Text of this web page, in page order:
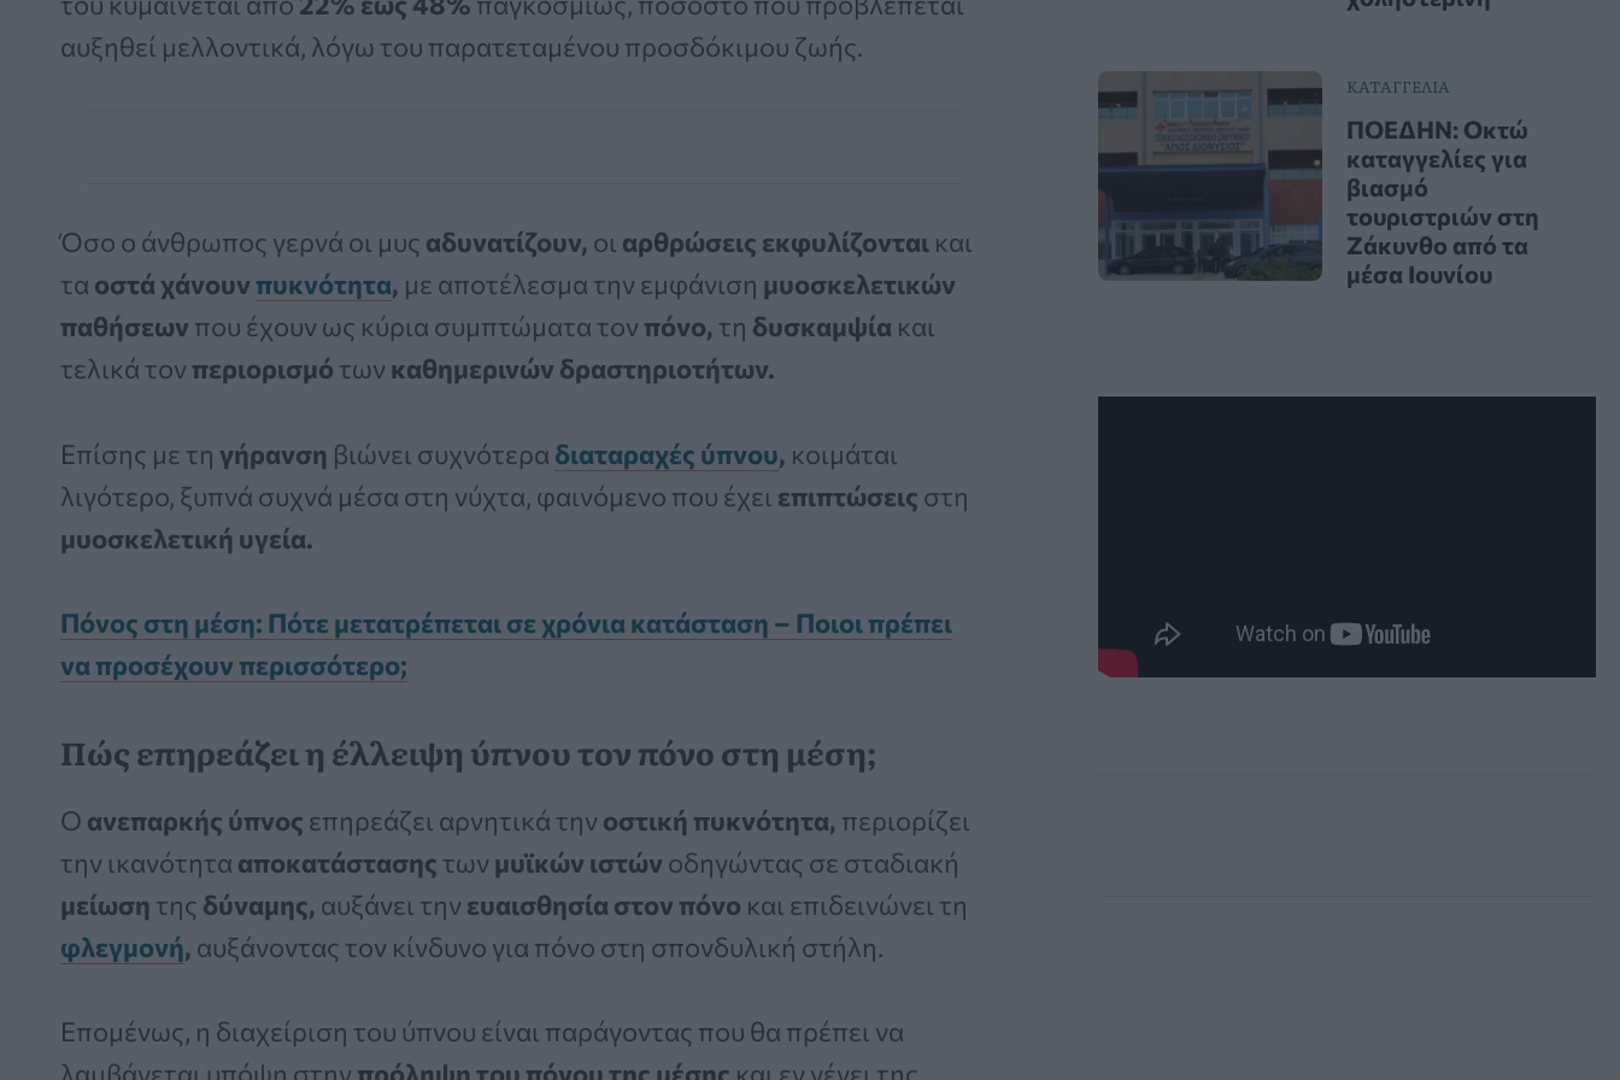
αυξηθεί μελλοντικά, λόγω του παρατεταμένου προσδόκιμου ζωής.
Όσο ο άνθρωπος γερνά οι μυς αδυνατίζουν, οι αρθρώσεις εκφυλίζονται και
τα οστά χάνουνπυκνότητα, με αποτέλεσμα την εμφάνιση μυοσκελετικών
παθήσεων που έχουν ως κύρια συμπτώματα τον πόνο, τη δυσκαμψία και
τελικά τον περιορισμό των καθημερινών δραστηριοτήτων.
Επίσης με τη γήρανση βιώνει συχνότερα διαταραχές ύπνου, κοιμάται
λιγότερο, ξυπνά συχνά μέσα στη νύχτα, φαινόμενο που έχει επιπτώσεις στη
μυοσκελετική υγεία.
Πόνος στη μέση: Πότε μετατρέπεται σε χρόνια κατάσταση – Ποιοι πρέπει
να προσέχουν περισσότερο;
Πώς επηρεάζει η έλλειψη ύπνου τον πόνο στη μέση;
Ο ανεπαρκής ύπνος επηρεάζει αρνητικά την οστική πυκνότητα, περιορίζει
την ικανότητα αποκατάστασης των μυϊκών ιστών οδηγώντας σε σταδιακή
μείωση της δύναμης, αυξάνει την ευαισθησία στον πόνο και επιδεινώνει τη
φλεγμονή, αυξάνοντας τον κίνδυνο για πόνο στη σπονδυλική στήλη.
Επομένως, η διαχείριση του ύπνου είναι παράγοντας που θα πρέπει να
λαμβάνεται υπόψη στην πρόληψητου πόνου της μέσης και εν γένει της
ΚΑΤΑΓΓΕΛΙΑ
ΠΟΕΔΗΝ: Οκτώ
καταγγελίες για
βιασμό
τουριστριών στη
Ζάκυνθο από τα
μέσα Ιουνίου